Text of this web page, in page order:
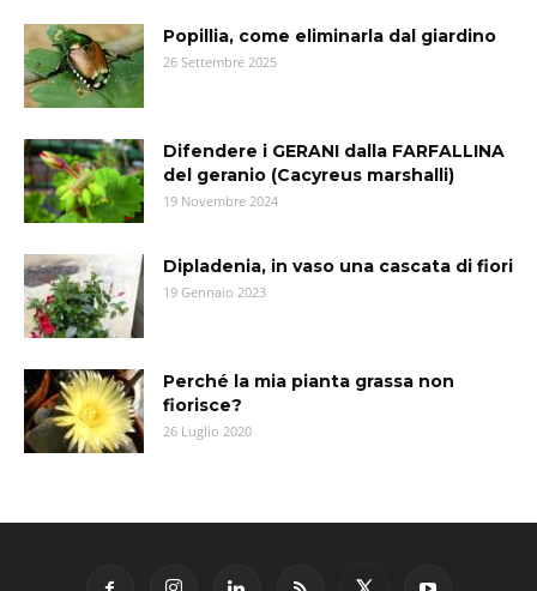
Popillia, come eliminarla dal giardino
26 Settembre 2025
Difendere i GERANI dalla FARFALLINA
del geranio (Cacyreus marshalli)
19 Novembre 2024
Dipladenia, in vaso una cascata di fiori
19 Gennaio 2023
Perché la mia pianta grassa non
fiorisce?
26 Luglio 2020